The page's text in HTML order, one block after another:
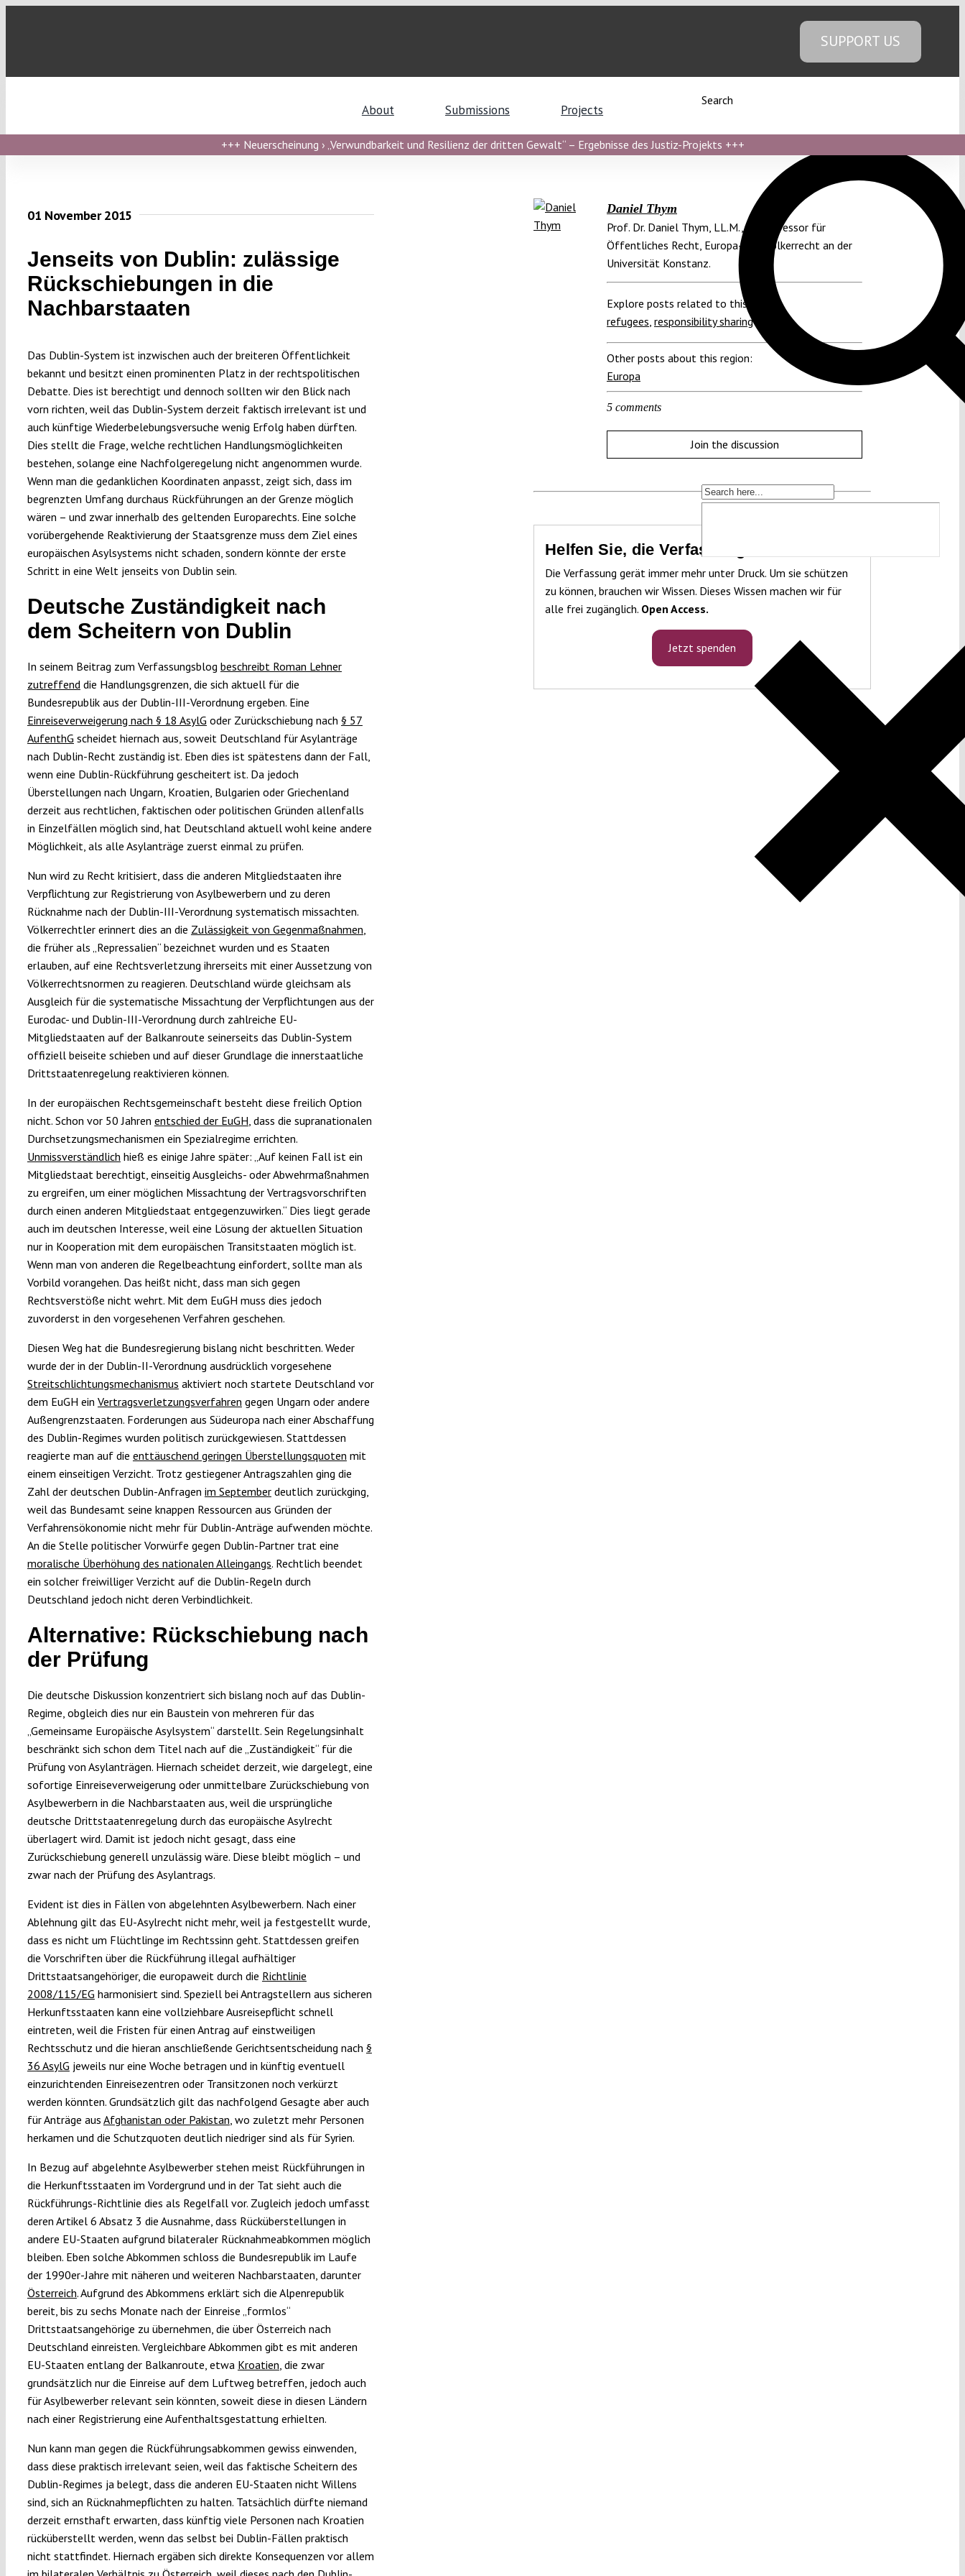
SUPPORT US
About Submissions Projects
Search
+++ Neuerscheinung › „Verwundbarkeit und Resilienz der dritten Gewalt“ – Ergebnisse des Justiz-Projekts +++
01 November 2015
Jenseits von Dublin: zulässige
Rückschiebungen in die
Nachbarstaaten
Das Dublin-System ist inzwischen auch der breiteren Öffentlichkeit
bekannt und besitzt einen prominenten Platz in der rechtspolitischen
Debatte. Dies ist berechtigt und dennoch sollten wir den Blick nach
vorn richten, weil das Dublin-System derzeit faktisch irrelevant ist und
auch künftige Wiederbelebungsversuche wenig Erfolg haben dürften.
Dies stellt die Frage, welche rechtlichen Handlungsmöglichkeiten
bestehen, solange eine Nachfolgeregelung nicht angenommen wurde.
Wenn man die gedanklichen Koordinaten anpasst, zeigt sich, dass im
begrenzten Umfang durchaus Rückführungen an der Grenze möglich
wären – und zwar innerhalb des geltenden Europarechts. Eine solche
vorübergehende Reaktivierung der Staatsgrenze muss dem Ziel eines
europäischen Asylsystems nicht schaden, sondern könnte der erste
Schritt in eine Welt jenseits von Dublin sein.
Deutsche Zuständigkeit nach
dem Scheitern von Dublin
In seinem Beitrag zum Verfassungsblog beschreibt Roman Lehner
zutreffenddie Handlungsgrenzen, die sich aktuell für die
Bundesrepublik aus der Dublin-III-Verordnung ergeben. Eine
Einreiseverweigerung nach § 18 AsylG oder Zurückschiebung nach § 57
AufenthG scheidet hiernach aus, soweit Deutschland für Asylanträge
nach Dublin-Recht zuständig ist. Eben dies ist spätestens dann der Fall,
wenn eine Dublin-Rückführung gescheitert ist. Da jedoch
Überstellungen nach Ungarn, Kroatien, Bulgarien oder Griechenland
derzeit aus rechtlichen, faktischen oder politischen Gründen allenfalls
in Einzelfällen möglich sind, hat Deutschland aktuell wohl keine andere
Möglichkeit, als alle Asylanträge zuerst einmal zu prüfen.
Nun wird zu Recht kritisiert, dass die anderen Mitgliedstaaten ihre
Verpflichtung zur Registrierung von Asylbewerbern und zu deren
Rücknahme nach der Dublin-III-Verordnung systematisch missachten.
Völkerrechtler erinnert dies an die Zulässigkeit von Gegenmaßnahmen,
die früher als „Repressalien“ bezeichnet wurden und es Staaten
erlauben, auf eine Rechtsverletzung ihrerseits mit einer Aussetzung von
Völkerrechtsnormen zu reagieren. Deutschland würde gleichsam als
Ausgleich für die systematische Missachtung der Verpflichtungen aus der
Eurodac- und Dublin-III-Verordnung durch zahlreiche EU-
Mitgliedstaaten auf der Balkanroute seinerseits das Dublin-System
offiziell beiseite schieben und auf dieser Grundlage die innerstaatliche
Drittstaatenregelung reaktivieren können.
In der europäischen Rechtsgemeinschaft besteht diese freilich Option
nicht. Schon vor 50 Jahren entschied der EuGH, dass die supranationalen
Durchsetzungsmechanismen ein Spezialregime errichten.
Unmissverständlich hieß es einige Jahre später: „Auf keinen Fall ist ein
Mitgliedstaat berechtigt, einseitig Ausgleichs- oder Abwehrmaßnahmen
zu ergreifen, um einer möglichen Missachtung der Vertragsvorschriften
durch einen anderen Mitgliedstaat entgegenzuwirken.“ Dies liegt gerade
auch im deutschen Interesse, weil eine Lösung der aktuellen Situation
nur in Kooperation mit dem europäischen Transitstaaten möglich ist.
Wenn man von anderen die Regelbeachtung einfordert, sollte man als
Vorbild vorangehen. Das heißt nicht, dass man sich gegen
Rechtsverstöße nicht wehrt. Mit dem EuGH muss dies jedoch
zuvorderst in den vorgesehenen Verfahren geschehen.
Diesen Weg hat die Bundesregierung bislang nicht beschritten. Weder
wurde der in der Dublin-II-Verordnung ausdrücklich vorgesehene
Streitschlichtungsmechanismus aktiviert noch startete Deutschland vor
dem EuGH ein Vertragsverletzungsverfahren gegen Ungarn oder andere
Außengrenzstaaten. Forderungen aus Südeuropa nach einer Abschaffung
des Dublin-Regimes wurden politisch zurückgewiesen. Stattdessen
reagierte man auf die enttäuschend geringen Überstellungsquoten mit
einem einseitigen Verzicht. Trotz gestiegener Antragszahlen ging die
Zahl der deutschen Dublin-Anfragen im Septemberdeutlich zurückging,
weil das Bundesamt seine knappen Ressourcen aus Gründen der
Verfahrensökonomie nicht mehr für Dublin-Anträge aufwenden möchte.
An die Stelle politischer Vorwürfe gegen Dublin-Partner trat eine
moralische Überhöhung des nationalen Alleingangs. Rechtlich beendet
ein solcher freiwilliger Verzicht auf die Dublin-Regeln durch
Deutschland jedoch nicht deren Verbindlichkeit.
Alternative: Rückschiebung nach
der Prüfung
Die deutsche Diskussion konzentriert sich bislang noch auf das Dublin-
Regime, obgleich dies nur ein Baustein von mehreren für das
„Gemeinsame Europäische Asylsystem“ darstellt. Sein Regelungsinhalt
beschränkt sich schon dem Titel nach auf die „Zuständigkeit“ für die
Prüfung von Asylanträgen. Hiernach scheidet derzeit, wie dargelegt, eine
sofortige Einreiseverweigerung oder unmittelbare Zurückschiebung von
Asylbewerbern in die Nachbarstaaten aus, weil die ursprüngliche
deutsche Drittstaatenregelung durch das europäische Asylrecht
überlagert wird. Damit ist jedoch nicht gesagt, dass eine
Zurückschiebung generell unzulässig wäre. Diese bleibt möglich – und
zwar nach der Prüfung des Asylantrags.
Evident ist dies in Fällen von abgelehnten Asylbewerbern. Nach einer
Ablehnung gilt das EU-Asylrecht nicht mehr, weil ja festgestellt wurde,
dass es nicht um Flüchtlinge im Rechtssinn geht. Stattdessen greifen
die Vorschriften über die Rückführung illegal aufhältiger
Drittstaatsangehöriger, die europaweit durch die Richtlinie
2008/115/EG harmonisiert sind. Speziell bei Antragstellern aus sicheren
Herkunftsstaaten kann eine vollziehbare Ausreisepflicht schnell
eintreten, weil die Fristen für einen Antrag auf einstweiligen
Rechtsschutz und die hieran anschließende Gerichtsentscheidung nach §
36 AsylG jeweils nur eine Woche betragen und in künftig eventuell
einzurichtenden Einreisezentren oder Transitzonen noch verkürzt
werden könnten. Grundsätzlich gilt das nachfolgend Gesagte aber auch
für Anträge aus Afghanistan oder Pakistan, wo zuletzt mehr Personen
herkamen und die Schutzquoten deutlich niedriger sind als für Syrien.
In Bezug auf abgelehnte Asylbewerber stehen meist Rückführungen in
die Herkunftsstaaten im Vordergrund und in der Tat sieht auch die
Rückführungs-Richtlinie dies als Regelfall vor. Zugleich jedoch umfasst
deren Artikel 6 Absatz 3 die Ausnahme, dass Rücküberstellungen in
andere EU-Staaten aufgrund bilateraler Rücknahmeabkommen möglich
bleiben. Eben solche Abkommen schloss die Bundesrepublik im Laufe
der 1990er-Jahre mit näheren und weiteren Nachbarstaaten, darunter
Österreich. Aufgrund des Abkommens erklärt sich die Alpenrepublik
bereit, bis zu sechs Monate nach der Einreise „formlos“
Drittstaatsangehörige zu übernehmen, die über Österreich nach
Deutschland einreisten. Vergleichbare Abkommen gibt es mit anderen
EU-Staaten entlang der Balkanroute, etwa Kroatien, die zwar
grundsätzlich nur die Einreise auf dem Luftweg betreffen, jedoch auch
für Asylbewerber relevant sein könnten, soweit diese in diesen Ländern
nach einer Registrierung eine Aufenthaltsgestattung erhielten.
Nun kann man gegen die Rückführungsabkommen gewiss einwenden,
dass diese praktisch irrelevant seien, weil das faktische Scheitern des
Dublin-Regimes ja belegt, dass die anderen EU-Staaten nicht Willens
sind, sich an Rücknahmepflichten zu halten. Tatsächlich dürfte niemand
derzeit ernsthaft erwarten, dass künftig viele Personen nach Kroatien
rücküberstellt werden, wenn das selbst bei Dublin-Fällen praktisch
nicht stattfindet. Hiernach ergäben sich direkte Konsequenzen vor allem
Daniel Thym
Prof. Dr. Daniel Thym, LL.M., ist Professor für
Öffentliches Recht, Europa- und Völkerrecht an der
Universität Konstanz.
Explore posts related to this:
refugees responsibility sharing
Other posts about this region:
Europa
5 comments
Join the discussion
Helfen Sie, die Verfassung zu schützen!
Die Verfassung gerät immer mehr unter Druck. Um sie schützen
zu können, brauchen wir Wissen. Dieses Wissen machen wir für
alle frei zugänglich. Open Access.
Jetzt spenden